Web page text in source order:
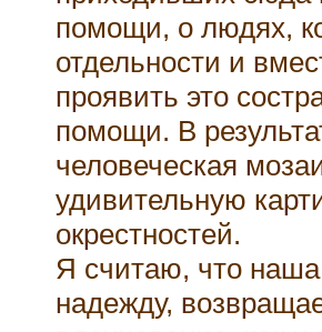
помощи, о людях,
отдельности и
проявить это
помощи. В
человеческая
удивительную
окрестностей.
Я считаю, что
надежду,